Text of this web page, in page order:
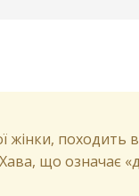
жінки, походить
що означає